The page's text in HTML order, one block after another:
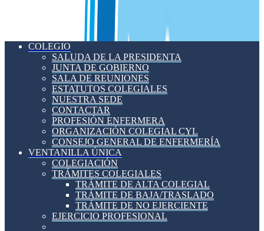
COLEGIO
SALUDA DE LA PRESIDENTA
JUNTA DE GOBIERNO
SALA DE REUNIONES
ESTATUTOS COLEGIALES
NUESTRA SEDE
CONTACTAR
PROFESIÓN ENFERMERA
ORGANIZACIÓN COLEGIAL CYL
CONSEJO GENERAL DE ENFERMERÍA
VENTANILLA ÚNICA
COLEGIACIÓN
TRÁMITES COLEGIALES
TRÁMITE DE ALTA COLEGIAL
TRÁMITE DE BAJA/TRASLADO
TRÁMITE DE NO EJERCIENTE
EJERCICIO PROFESIONAL